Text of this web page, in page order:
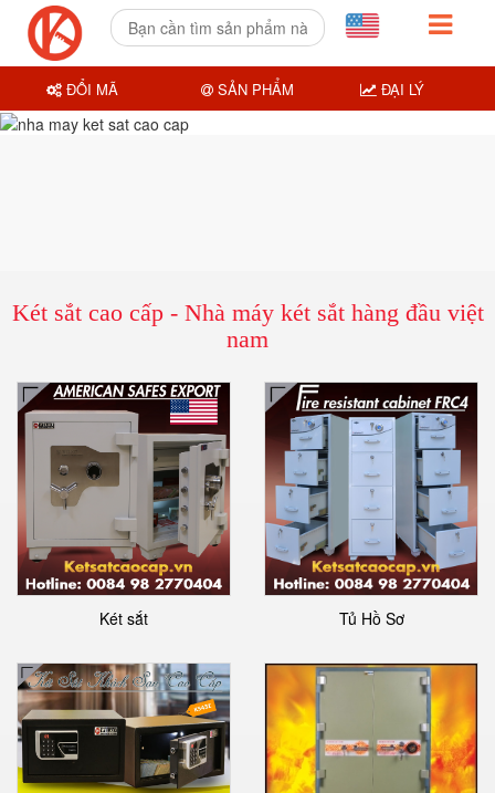
Két sắt cao cấp - Nhà máy két sắt hàng đầu việt
nam
Két sắt Tủ Hồ Sơ
ĐỔI MÃ SẢN PHẨM ĐẠI LÝ